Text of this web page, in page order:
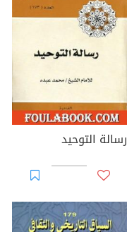
رسالة التوحيد